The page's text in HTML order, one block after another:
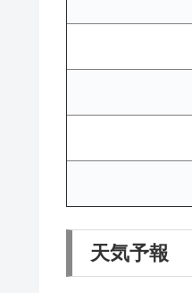
天気予報